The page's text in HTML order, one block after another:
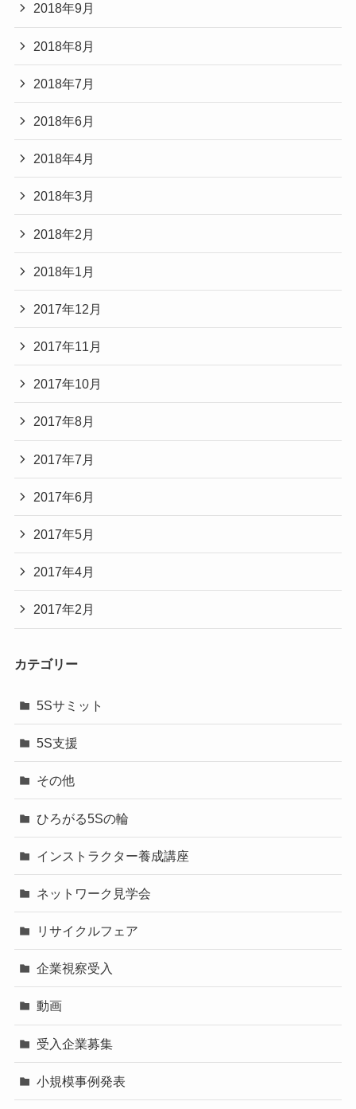
2018年9月
2018年8月
2018年7月
2018年6月
2018年4月
2018年3月
2018年2月
2018年1月
2017年12月
2017年11月
2017年10月
2017年8月
2017年7月
2017年6月
2017年5月
2017年4月
2017年2月
カテゴリー
5Sサミット
5S支援
その他
ひろがる5Sの輪
インストラクター養成講座
ネットワーク見学会
リサイクルフェア
企業視察受入
動画
受入企業募集
小規模事例発表